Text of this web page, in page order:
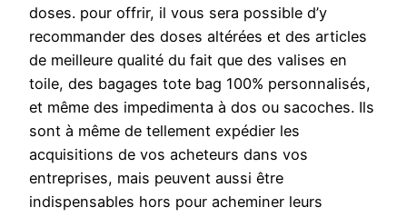
doses. pour offrir, il vous sera possible d’y
recommander des doses altérées et des articles
de meilleure qualité du fait que des valises en
toile, des bagages tote bag 100% personnalisés,
et même des impedimenta à dos ou sacoches. Ils
sont à même de tellement expédier les
acquisitions de vos acheteurs dans vos
entreprises, mais peuvent aussi être
indispensables hors pour acheminer leurs